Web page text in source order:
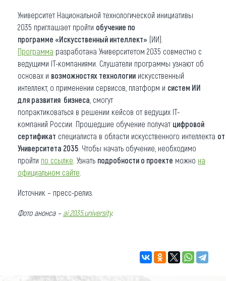
Университет Национальной технологической инициативы
2035 приглашает пройти обучение по
программе «Искусственный интеллект» (ИИ).
Программа разработана Университетом 2035 совместно с
ведущими IT-компаниями. Слушатели программы узнают об
основах и возможностях технологии искусственный
интеллект, о применении сервисов, платформ и систем ИИ
для развития бизнеса , смогут
попрактиковаться в решении кейсов от ведущих IT-
компаний России. Прошедшие обучение получат цифровой
сертификат специалиста в области искусственного интеллекта от
Университета 2035 . Чтобы начать обучение, необходимо
пройти по ссылке . Узнать подробности о проекте можно на
официальном сайте
Источник – пресс-релиз.
Фото анонса – ai.2035.university.